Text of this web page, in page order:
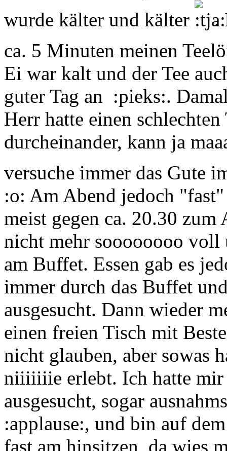
wurde kälter und kälter
.
ca. 5 Minuten meinen
Ei war kalt und der Tee
guter Tag an :pieks:.
Herr hatte einen schlechten
durcheinander, kann ja
versuche immer das Gute
:o: Am Abend jedoch
meist gegen ca. 20.30 zum
nicht mehr soooooooo voll
am Buffet. Essen gab es
immer durch das Buffet
ausgesucht. Dann wieder
einen freien Tisch mit
nicht glauben, aber sowas
niiiiiiie erlebt. Ich hatte mir
ausgesucht, sogar
:applause:, und bin auf
fast am hinsitzen, da wies